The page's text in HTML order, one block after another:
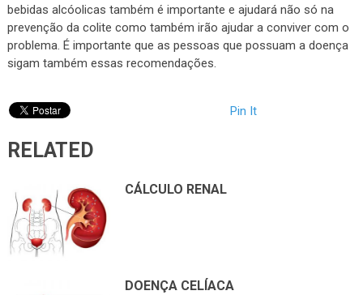
bebidas alcóolicas também é importante e ajudará não só na
prevenção da colite como também irão ajudar a conviver com o
problema. É importante que as pessoas que possuam a doença
sigam também essas recomendações.
Pin It
RELATED
CÁLCULO RENAL
DOENÇA CELÍACA